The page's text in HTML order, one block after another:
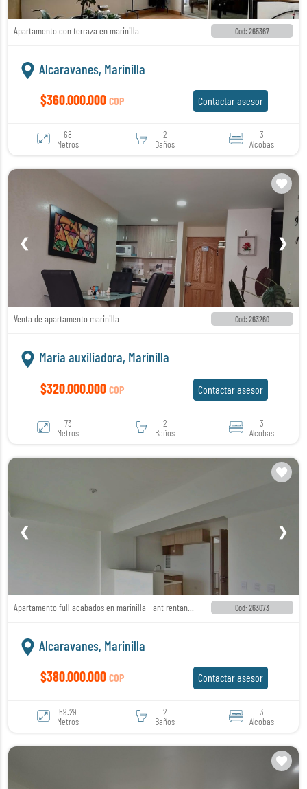
Apartamento con terraza en marinilla Cod: 265367
Alcaravanes, Marinilla
$360.000.000 COP Contactar asesor
68
Metros
2
Baños
3
Alcobas
❮ ❯
Venta de apartamento marinilla Cod: 263260
Maria auxiliadora, Marinilla
$320.000.000 COP Contactar asesor
73
Metros
2
Baños
3
Alcobas
❮ ❯
Apartamento full acabados en marinilla - ant rentando Cod: 263073
Alcaravanes, Marinilla
$380.000.000 COP Contactar asesor
59.29
Metros
2
Baños
3
Alcobas